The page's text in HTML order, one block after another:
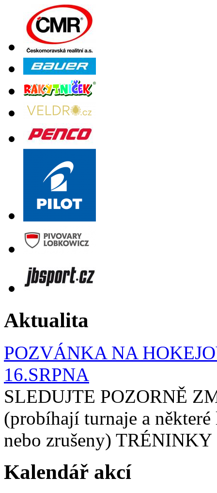
Aktualita
POZVÁNKA NA
16.SRPNA
SLEDUJTE POZORNĚ
(probíhají turnaje a
nebo zrušeny)
Kalendář akcí